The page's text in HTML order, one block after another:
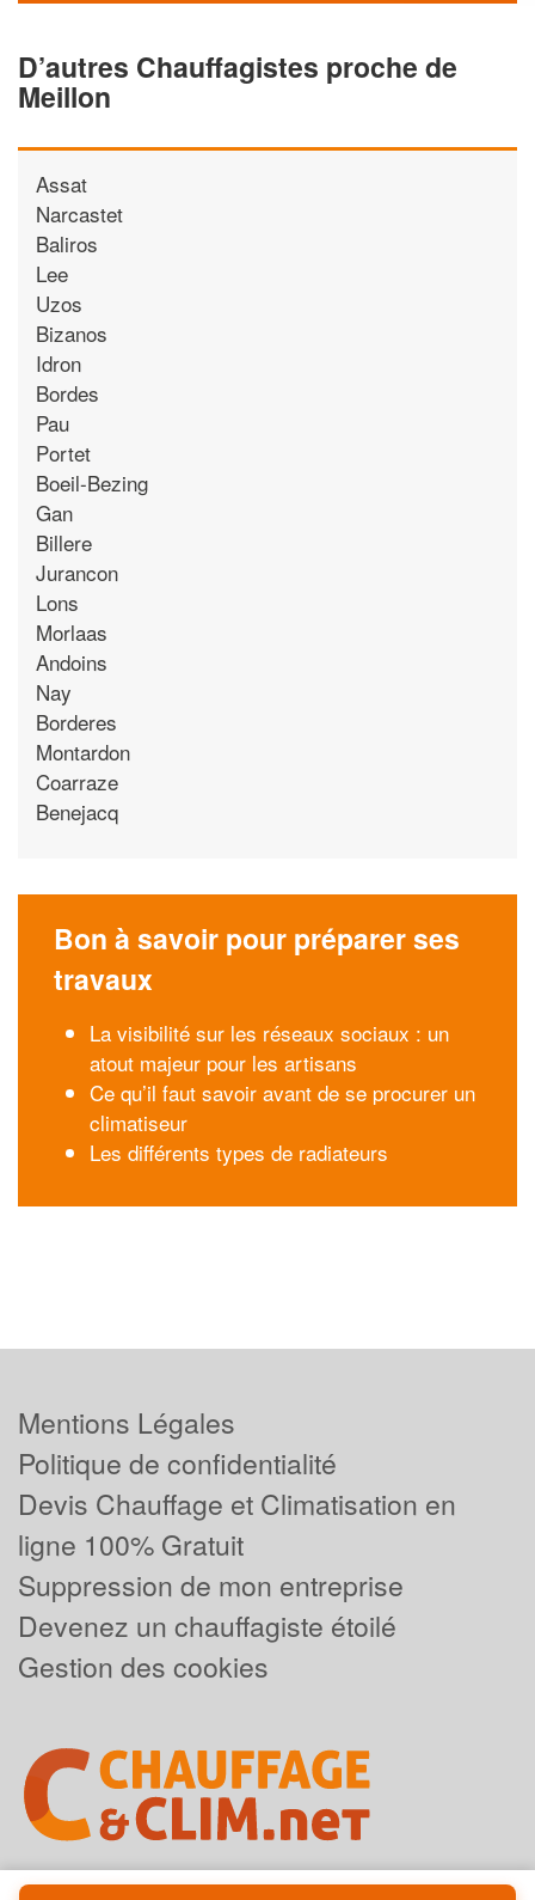
D’autres Chauffagistes proche de
Meillon
Assat
Narcastet
Baliros
Lee
Uzos
Bizanos
Idron
Bordes
Pau
Portet
Boeil-Bezing
Gan
Billere
Jurancon
Lons
Morlaas
Andoins
Nay
Borderes
Montardon
Coarraze
Benejacq
Bon à savoir pour préparer ses
travaux
La visibilité sur les réseaux sociaux : un
atout majeur pour les artisans
Ce qu’il faut savoir avant de se procurer un
climatiseur
Les différents types de radiateurs
Mentions Légales
Politique de confidentialité
Devis Chauffage et Climatisation en
ligne 100% Gratuit
Suppression de mon entreprise
Devenez un chauffagiste étoilé
Gestion des cookies